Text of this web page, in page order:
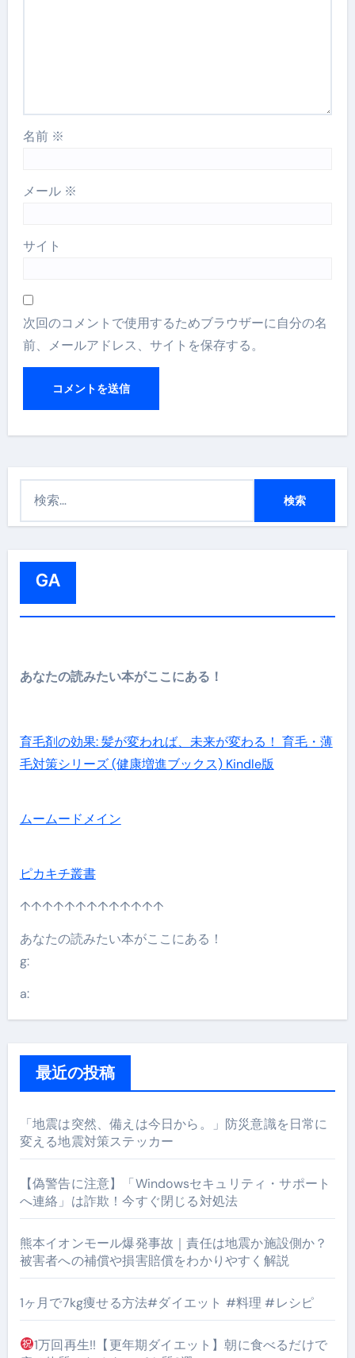
名前 ※
メール ※
サイト
次回のコメントで使用するためブラウザーに自分の名
前、メールアドレス、サイトを保存する。
GA
あなたの読みたい本がここにある！
育毛剤の効果: 髪が変われば、未来が変わる！ 育毛・薄
毛対策シリーズ (健康増進ブックス) Kindle版
ムームードメイン
ピカキチ叢書
↑↑↑↑↑↑↑↑↑↑↑↑↑
あなたの読みたい本がここにある！
g:
a:
最近の投稿
「地震は突然、備えは今日から。」防災意識を日常に
変える地震対策ステッカー
【偽警告に注意】「Windowsセキュリティ・サポート
へ連絡」は詐欺！今すぐ閉じる対処法
熊本イオンモール爆発事故｜責任は地震か施設側か？
被害者への補償や損害賠償をわかりやすく解説
1ヶ月で7kg痩せる方法#ダイエット #料理 #レシピ
1万回再生!!【更年期ダイエット】朝に食べるだけで